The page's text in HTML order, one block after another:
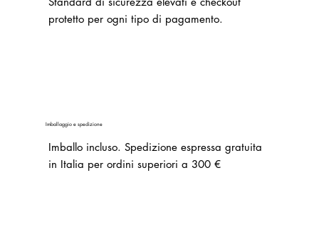
protetto per ogni tipo di pagamento.
Imballaggio e spedizione
Imballo incluso. Spedizione espressa gratuita
in Italia per ordini superiori a 300 €